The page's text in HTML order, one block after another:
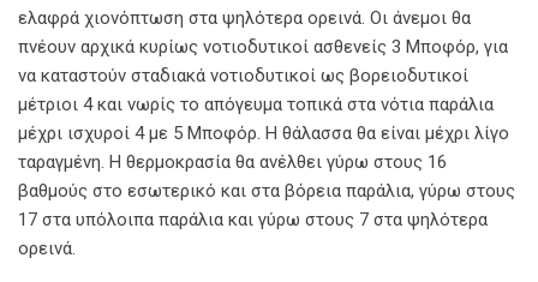
ελαφρά χιονόπτωση στα ψηλότερα ορεινά. Οι άνεμοι θα
πνέουν αρχικά κυρίως νοτιοδυτικοί ασθενείς 3 Μποφόρ, για
να καταστούν σταδιακά νοτιοδυτικοί ως βορειοδυτικοί
μέτριοι 4 και νωρίς το απόγευμα τοπικά στα νότια παράλια
μέχρι ισχυροί 4 με 5 Μποφόρ. Η θάλασσα θα είναι μέχρι λίγο
ταραγμένη. Η θερμοκρασία θα ανέλθει γύρω στους 16
βαθμούς στο εσωτερικό και στα βόρεια παράλια, γύρω στους
17 στα υπόλοιπα παράλια και γύρω στους 7 στα ψηλότερα
ορεινά.